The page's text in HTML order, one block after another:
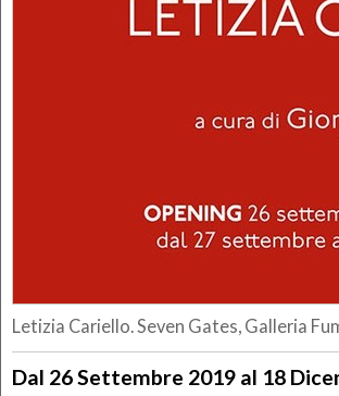
Letizia Cariello. Seven Gates, Galleria
Dal 26 Settembre 2019 al 18